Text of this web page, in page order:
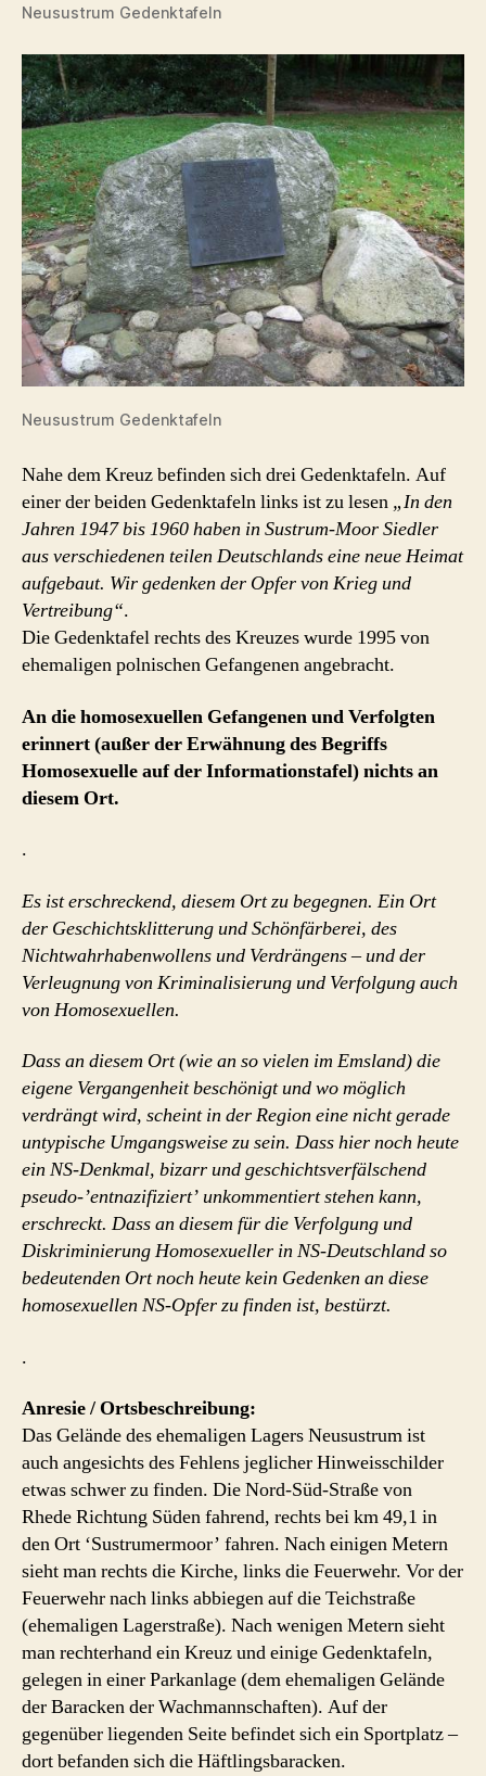
Neusustrum Gedenktafeln
Neusustrum Gedenktafeln
Nahe dem Kreuz befinden sich drei Gedenktafeln. Auf
einer der beiden Gedenktafeln links ist zu lesen „In den
Jahren 1947 bis 1960 haben in Sustrum-Moor Siedler
aus verschiedenen teilen Deutschlands eine neue Heimat
aufgebaut. Wir gedenken der Opfer von Krieg und
Vertreibung“.
Die Gedenktafel rechts des Kreuzes wurde 1995 von
ehemaligen polnischen Gefangenen angebracht.
An die homosexuellen Gefangenen und Verfolgten
erinnert (außer der Erwähnung des Begriffs
Homosexuelle auf der Informationstafel) nichts an
diesem Ort.
.
Es ist erschreckend, diesem Ort zu begegnen. Ein Ort
der Geschichtsklitterung und Schönfärberei, des
Nichtwahrhabenwollens und Verdrängens – und der
Verleugnung von Kriminalisierung und Verfolgung auch
von Homosexuellen.
Dass an diesem Ort (wie an so vielen im Emsland) die
eigene Vergangenheit beschönigt und wo möglich
verdrängt wird, scheint in der Region eine nicht gerade
untypische Umgangsweise zu sein. Dass hier noch heute
ein NS-Denkmal, bizarr und geschichtsverfälschend
pseudo-’entnazifiziert’ unkommentiert stehen kann,
erschreckt. Dass an diesem für die Verfolgung und
Diskriminierung Homosexueller in NS-Deutschland so
bedeutenden Ort noch heute kein Gedenken an diese
homosexuellen NS-Opfer zu finden ist, bestürzt.
.
Anresie / Ortsbeschreibung:
Das Gelände des ehemaligen Lagers Neusustrum ist
auch angesichts des Fehlens jeglicher Hinweisschilder
etwas schwer zu finden. Die Nord-Süd-Straße von
Rhede Richtung Süden fahrend, rechts bei km 49,1 in
den Ort ‘Sustrumermoor’ fahren. Nach einigen Metern
sieht man rechts die Kirche, links die Feuerwehr. Vor der
Feuerwehr nach links abbiegen auf die Teichstraße
(ehemaligen Lagerstraße). Nach wenigen Metern sieht
man rechterhand ein Kreuz und einige Gedenktafeln,
gelegen in einer Parkanlage (dem ehemaligen Gelände
der Baracken der Wachmannschaften). Auf der
gegenüber liegenden Seite befindet sich ein Sportplatz –
dort befanden sich die Häftlingsbaracken.